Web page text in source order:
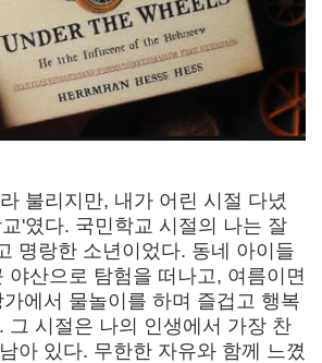
불리지만, 내가 어린 시절 다녔
'였다. 국민학교 시절의 나는 잘
명랑한 소년이었다. 동네 아이들
야산으로 탐험을 떠나고, 여름이면
에서 물놀이를 하며 즐겁고 행복
그 시절은 나의 인생에서 가장 찬
아 있다. 무한한 자유와 함께 느꼈